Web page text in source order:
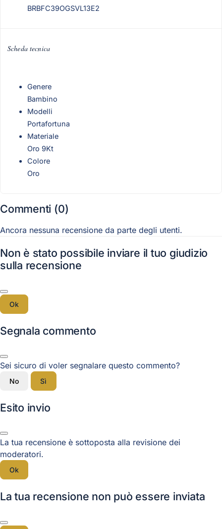
BRBFC39OGSVL13E2
Scheda tecnica
Genere
Bambino
Modelli
Portafortuna
Materiale
Oro 9Kt
Colore
Oro
Commenti (0)
Ancora nessuna recensione da parte degli utenti.
Non è stato possibile inviare il tuo giudizio
sulla recensione
Ok
Segnala commento
Sei sicuro di voler segnalare questo commento?
No Sì
Esito invio
La tua recensione è sottoposta alla revisione dei
moderatori.
Ok
La tua recensione non può essere inviata